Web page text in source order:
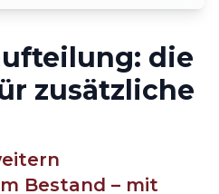
die
zusätzliche
Bestand – mit